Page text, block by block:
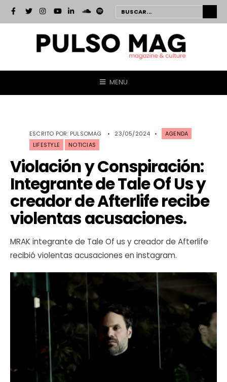
MENU
ESCRITO POR: PULSOMAG • 23/05/2024 •
AGENDA
LIFESTYLE
NOTICIAS
Violación y Conspiración:
Integrante de Tale Of Us y
creador de Afterlife recibe
violentas acusaciones.
MRAK integrante de Tale Of us y creador de Afterlife
recibió violentas acusaciones en instagram.